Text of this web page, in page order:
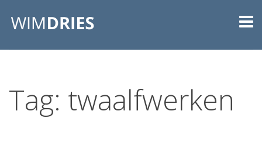
Tag: twaalfwerken